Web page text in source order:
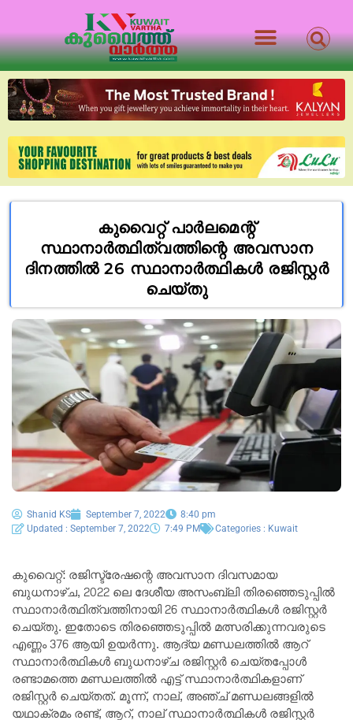
കുവൈറ്റ് പാർലമെന്റ്
സ്ഥാനാർത്ഥിത്വത്തിന്റെ അവസാന
ദിനത്തിൽ 26 സ്ഥാനാർത്ഥികൾ രജിസ്റ്റർ
ചെയ്തു
Shanid KS September 7, 2022
8:40 pm
Updated : September 7, 2022
7:49 PM Categories : Kuwait
കുവൈറ്റ്: രജിസ്ട്രേഷന്റെ അവസാന ദിവസമായ
ബുധനാഴ്ച, 2022 ലെ ദേശീയ അസംബ്ലി തിരഞ്ഞെടുപ്പിൽ
സ്ഥാനാർത്ഥിത്വത്തിനായി 26 സ്ഥാനാർത്ഥികൾ രജിസ്റ്റർ
ചെയ്തു. ഇതോടെ തിരഞ്ഞെടുപ്പിൽ മത്സരിക്കുന്നവരുടെ
എണ്ണം 376 ആയി ഉയർന്നു. ആദ്യ മണ്ഡലത്തിൽ ആറ്
സ്ഥാനാർത്ഥികൾ ബുധനാഴ്ച രജിസ്റ്റർ ചെയ്തപ്പോൾ
രണ്ടാമത്തെ മണ്ഡലത്തിൽ എട്ട് സ്ഥാനാർത്ഥികളാണ്
രജിസ്റ്റർ ചെയ്തത്. മൂന്ന്, നാല്, അഞ്ച് മണ്ഡലങ്ങളിൽ
യഥാക്രമം രണ്ട്, ആറ്, നാല് സ്ഥാനാർത്ഥികൾ രജിസ്റ്റർ